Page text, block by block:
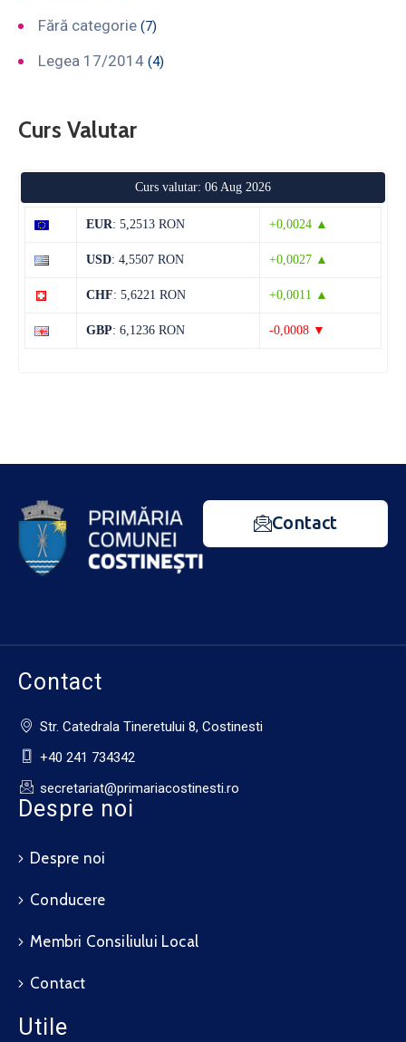
Fără categorie (7)
Legea 17/2014 (4)
Curs Valutar
Curs valutar: 06 Aug 2026
EUR: 5,2513 RON +0,0024 ▲
USD: 4,5507 RON +0,0027 ▲
CHF: 5,6221 RON +0,0011 ▲
GBP: 6,1236 RON -0,0008 ▼
Contact
Contact
Str. Catedrala Tineretului 8, Costinesti
+40 241 734342
secretariat@primariacostinesti.ro​
Despre noi
Despre noi
Conducere
Membri Consiliului Local
Contact
Utile